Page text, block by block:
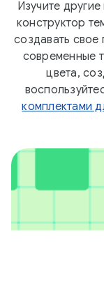
Изучите
конструктор
создавать
современные
цвета,
комплектами